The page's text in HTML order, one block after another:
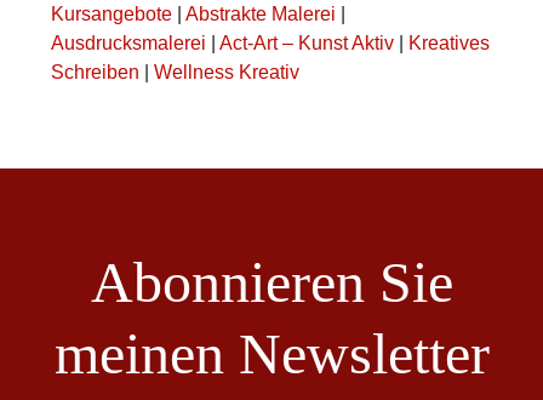
Kursangebote |Abstrakte Malerei |
Ausdrucksmalerei |Act-Art – Kunst Aktiv | Kreatives
Schreiben |Wellness Kreativ
Abonnieren Sie
meinen Newsletter